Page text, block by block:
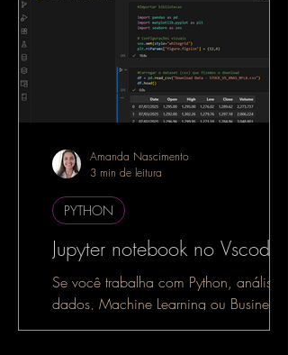
Jupyter notebook no Vscode
Se você trabalha com Python, análise de
dados, Machine Learning ou Business
Intelligence, é muito provável que já
PYTHON
Amanda Nascimento
3 min de leitura